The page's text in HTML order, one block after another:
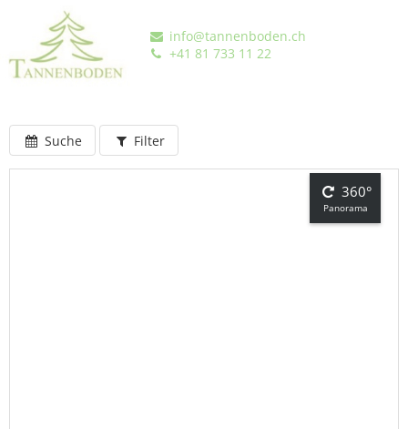
info@tannenboden.ch
+41 81 733 11 22
Suche Filter
360°
Panorama